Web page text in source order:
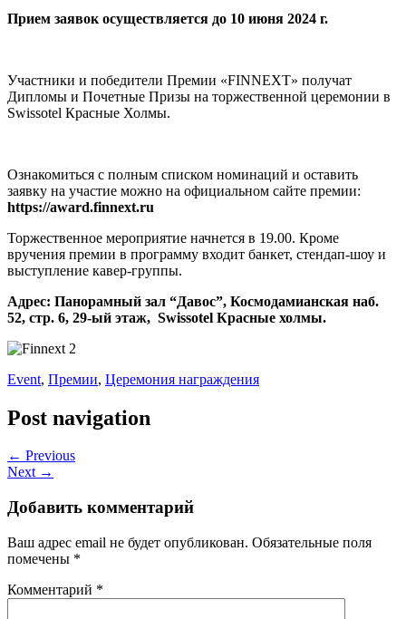
Прием заявок осуществляется до 10 июня 2024 г.
Участники и победители Премии «FINNEXT» получат
Дипломы и Почетные Призы на торжественной церемонии в
Swissotel Красные Холмы.
Ознакомиться с полным списком номинаций и оставить
заявку на участие можно на официальном сайте премии:
https://award.finnext.ru
Торжественное мероприятие начнется в 19.00. Кроме
вручения премии в программу входит банкет, стендап-шоу и
выступление кавер-группы.
Адрес: Панорамный зал “Давос”, Космодамианская наб.
52, стр. 6, 29-ый этаж, Swissotel Красные холмы.
Event, Премии, Церемония награждения
Post navigation
← Previous
Next →
Добавить комментарий
Ваш адрес email не будет опубликован. Обязательные поля
помечены *
Комментарий *